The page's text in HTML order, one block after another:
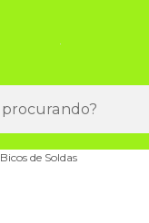
Bicos de Soldas